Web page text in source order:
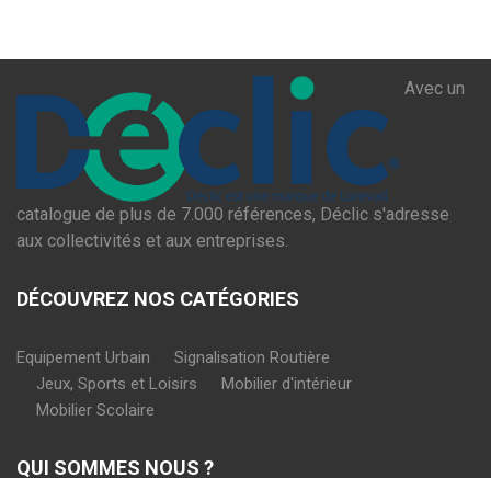
Avec un
catalogue de plus de 7.000 références, Déclic s'adresse
aux collectivités et aux entreprises.
DÉCOUVREZ NOS CATÉGORIES
Equipement Urbain
Signalisation Routière
Jeux, Sports et Loisirs
Mobilier d'intérieur
Mobilier Scolaire
QUI SOMMES NOUS ?